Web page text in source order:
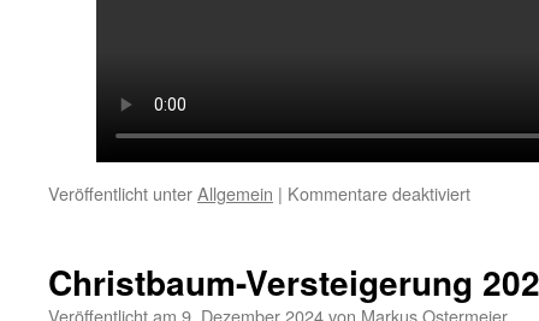
Veröffentlicht unterAllgemein | Kommentare deaktiviertfür
Christbaum-Versteigerung
Veröffentlicht am 9. Dezember 2024von Markus Ostermeier